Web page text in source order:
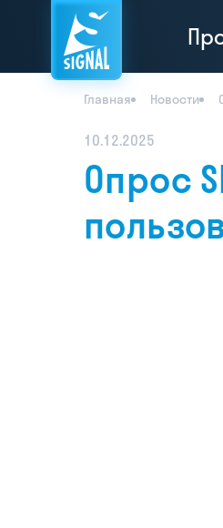
Главная Новости
10.12.2025
Опрос